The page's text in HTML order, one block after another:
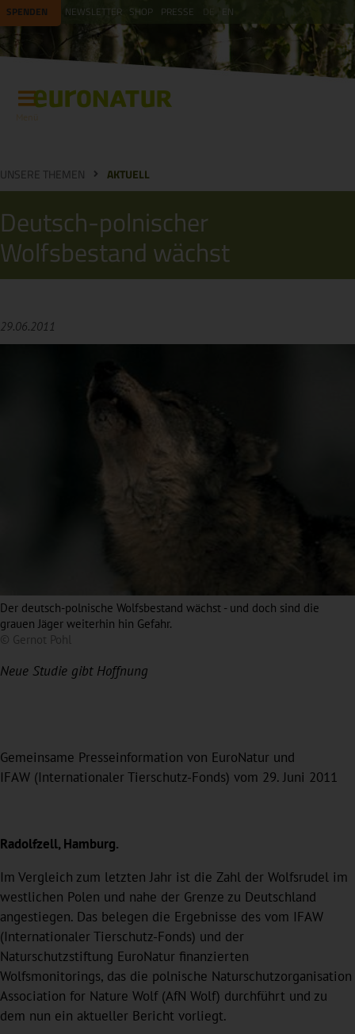
SPENDEN NEWSLETTER SHOP PRESSE EN
UNSERE THEMEN AKTUELL
Deutsch-polnischer
Wolfsbestand wächst
29.06.2011
Der deutsch-polnische Wolfsbestand wächst - und doch sind die
grauen Jäger weiterhin hin Gefahr.
© Gernot Pohl
Neue Studie gibt Hoffnung
Gemeinsame Presseinformation von EuroNatur und
IFAW (Internationaler Tierschutz-Fonds) vom 29. Juni 2011
Radolfzell, Hamburg.
Im Vergleich zum letzten Jahr ist die Zahl der Wolfsrudel im
westlichen Polen und nahe der Grenze zu Deutschland
angestiegen. Das belegen die Ergebnisse des vom IFAW
(Internationaler Tierschutz-Fonds) und der
Naturschutzstiftung EuroNatur finanzierten
Wolfsmonitorings, das die polnische Naturschutzorganisation
Association for Nature Wolf (AfN Wolf) durchführt und zu
dem nun ein aktueller Bericht vorliegt.